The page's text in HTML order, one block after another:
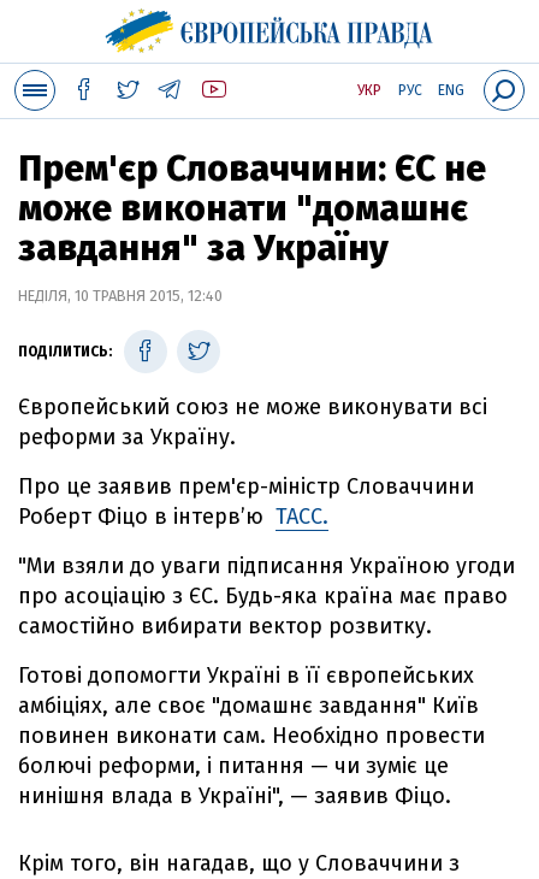
УКР РУС ENG
Прем'єр Словаччини: ЄС не
може виконати "домашнє
завдання" за Україну
НЕДІЛЯ, 10 ТРАВНЯ 2015, 12:40
ПОДІЛИТИСЬ:
Європейський союз не може виконувати всі
реформи за Україну.
Про це заявив прем'єр-міністр Словаччини
Роберт Фіцо в інтерв’ю ТАСС.
"Ми взяли до уваги підписання Україною угоди
про асоціацію з ЄС. Будь-яка країна має право
самостійно вибирати вектор розвитку.
Готові допомогти Україні в її європейських
амбіціях, але своє "домашнє завдання" Київ
повинен виконати сам. Необхідно провести
болючі реформи, і питання — чи зуміє це
нинішня влада в Україні", — заявив Фіцо.
Крім того, він нагадав, що у Словаччини з